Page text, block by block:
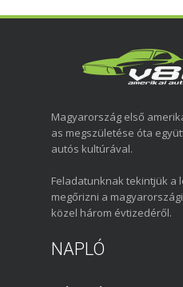
Magyarország első
as megszületése óta
autós kultúrával.
Feladatunknak tekintjük a
megőrizni a
közel három évtizedéről.
NAPLÓ